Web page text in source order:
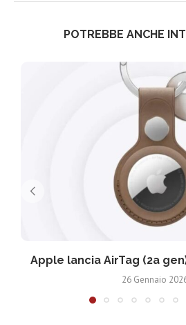
POTREBBE ANCHE
Apple lancia AirTag (2a
26 Gennaio